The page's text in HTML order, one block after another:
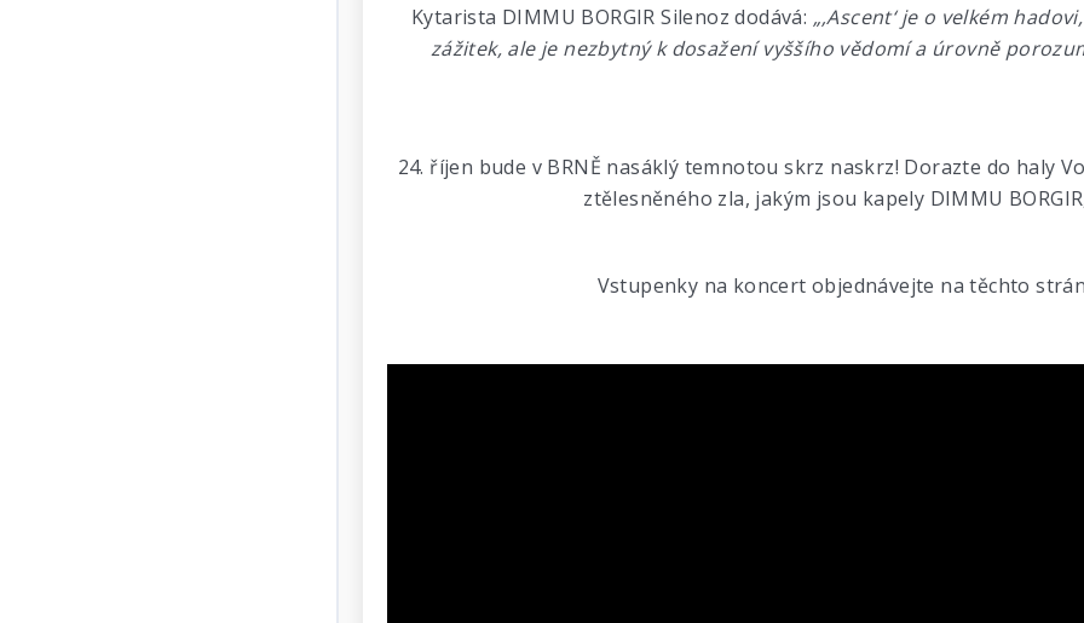
Kytarista DIMMU BORGIR Silenoz dodává: „‚Ascent‘ je o velkém
zážitek, ale je nezbytný k dosažení vyššího vědomí a úrovně
24. říjen bude v BRNĚ nasáklý temnotou skrz naskrz! Dorazte do haly
ztělesněného zla, jakým jsou kapely DIMMU
Vstupenky na koncert objednávejte na těchto